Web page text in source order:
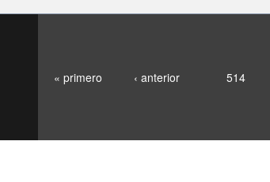
« primero ‹ anterior 514